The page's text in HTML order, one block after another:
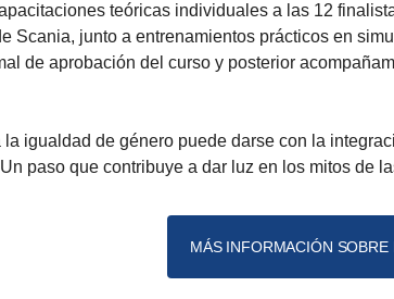
teóricas individuales a las 12
Scania, junto a entrenamientos prácticos en
de aprobación del curso y posterior
la igualdad de género puede darse con la
paso que contribuye a dar luz en los mitos de
MÁS INFORMACIÓN SOBRE